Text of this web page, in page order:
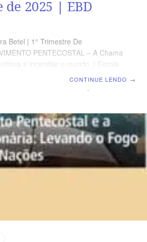
2025 | EBD
Betel | 1° Trimestre De
PENTECOSTAL – A Chama
a incendiar o mundo. | Escola
a carne; e os vossos filhos e as
os vossos mancebos terão
velhos sonharão sonhos;” Atos 2.17
Ë fundamental viver em
CONTINUE LENDO →